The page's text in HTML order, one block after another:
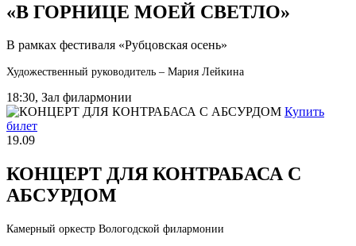
«В ГОРНИЦЕ МОЕЙ СВЕТЛО»
В рамках фестиваля «Рубцовская осень»
Художественный руководитель – Мария Лейкина
18:30, Зал филармонии
Купить
билет
19.09
КОНЦЕРТ ДЛЯ КОНТРАБАСА С
АБСУРДОМ
Камерный оркестр Вологодской филармонии